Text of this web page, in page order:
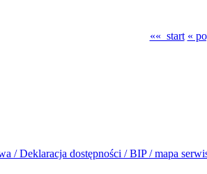
«« start «
/Deklaracja dostępności /BIP /mapa